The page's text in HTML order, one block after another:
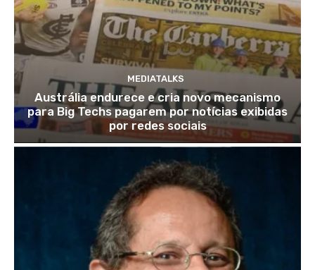
MEDIATALKS
Austrália endurece e cria novo mecanismo
para Big Techs pagarem por notícias exibidas
por redes sociais